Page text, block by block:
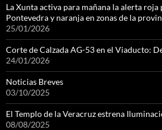
La Xunta activa para mañana la alerta
Pontevedra y naranja en zonas de la
25/01/2026
Corte de Calzada AG-53 en el Viaducto:
24/01/2026
Noticias Breves
03/10/2025
El Templo de la Veracruz estrena
08/08/2025